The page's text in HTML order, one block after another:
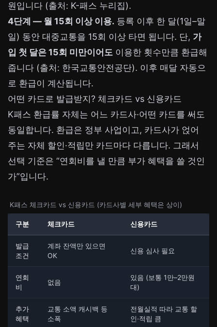
원입니다 (출처: K-패스 누리집).
4단계 — 월 15회 이상 이용. 등록 이후 한 달(1일–말
일) 동안 대중교통을 15회 이상 타면 됩니다. 단, 가
입 첫 달은 15회 미만이어도 이용한 횟수만큼 환급해
줍니다 (출처: 한국교통안전공단). 이후 매달 자동으
로 환급이 계산됩니다.
어떤 카드로 발급받지? 체크카드 vs 신용카드
K패스 환급률 자체는 어느 카드사·어떤 카드를 써도
동일합니다. 환급은 정부 사업이고, 카드사가 얹어
주는 자체 할인·적립만 카드마다 다릅니다. 그래서
선택 기준은 “연회비를 낼 만큼 부가 혜택을 쓸 것인
가”입니다.
K패스 체크카드 vs 신용카드 (카드사별 세부 혜택은 상이)
구분 체크카드 신용카드
발급
조건
계좌 잔액만 있으면
OK
신용 심사 필요
연회
비
없음
있음 (보통 1만–2만원
대)
추가
혜택
교통 소액 캐시백 등
소폭
전월실적 따라 교통 할
인·적립 큼